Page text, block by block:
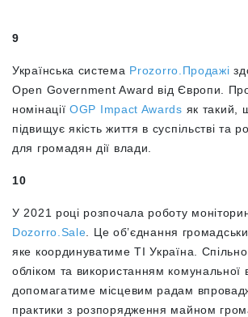
9
Українська система Prozorro.Продажі
Open Government Award від Європи.
номінації OGP Impact Awards як такий,
підвищує якість життя в суспільстві та
для громадян дії влади.
10
У 2021 році розпочала роботу
Dozorro.Sale . Це об’єднання
яке координуватиме ТІ Україна.
обліком та використанням комунальної
допомагатиме місцевим радам
практики з розпорядження майном